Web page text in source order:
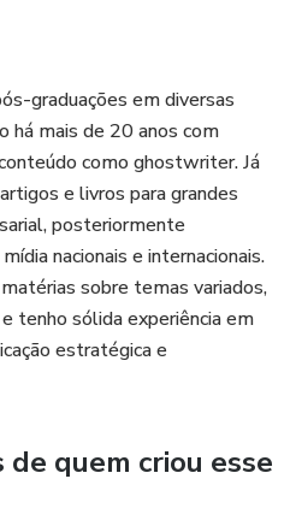
graduações em diversas
há mais de 20 anos com
como ghostwriter. Já
e livros para grandes
posteriormente
nacionais e internacionais.
sobre temas variados,
tenho sólida experiência em
estratégica e
quem criou esse